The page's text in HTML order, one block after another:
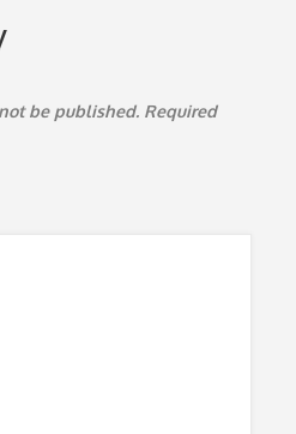
be published. Required